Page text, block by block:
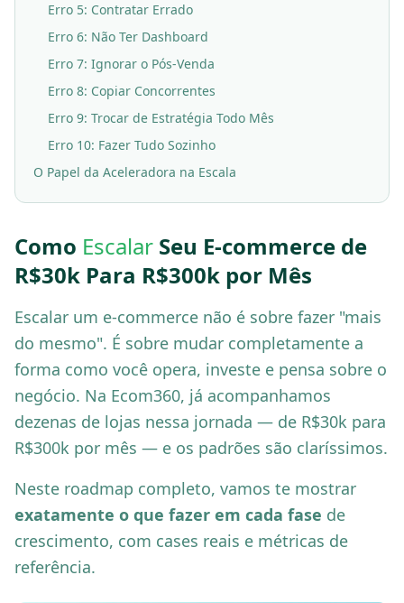
Erro 5: Contratar Errado
Erro 6: Não Ter Dashboard
Erro 7: Ignorar o Pós-Venda
Erro 8: Copiar Concorrentes
Erro 9: Trocar de Estratégia Todo Mês
Erro 10: Fazer Tudo Sozinho
O Papel da Aceleradora na Escala
Como Escalar Seu E-commerce de
R$30k Para R$300k por Mês
Escalar um e-commerce não é sobre fazer "mais
do mesmo". É sobre mudar completamente a
forma como você opera, investe e pensa sobre o
negócio. Na Ecom360, já acompanhamos
dezenas de lojas nessa jornada — de R$30k para
R$300k por mês — e os padrões são claríssimos.
Neste roadmap completo, vamos te mostrar
exatamente o que fazer em cada fase de
crescimento, com cases reais e métricas de
referência.